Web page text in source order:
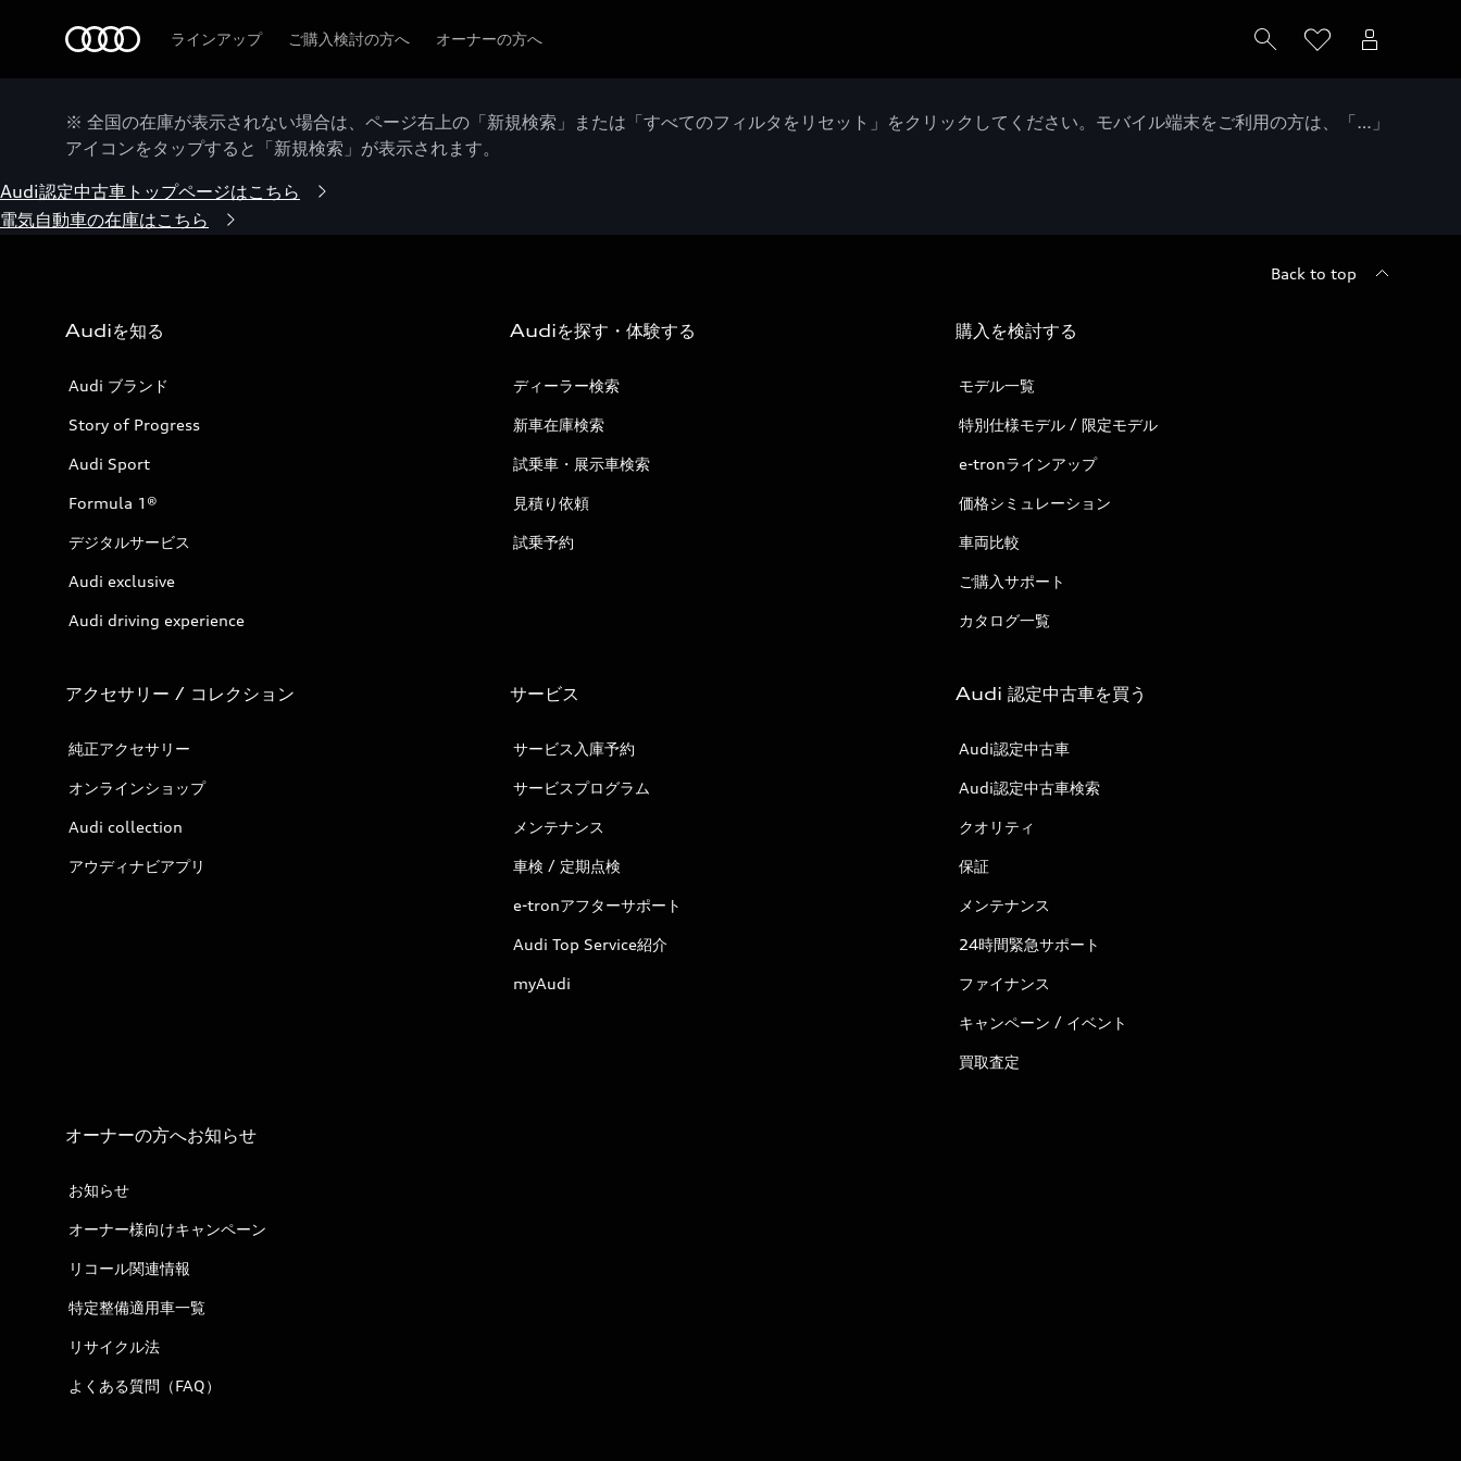
ラインアップ ご購入検討の方へ オーナーの方へ
※ 全国の在庫が表示されない場合は、ページ右上の「新規検索」または「すべてのフィルタをリセット」をクリックしてください。モバイル端末をご利用の方は、「…」
アイコンをタップすると「新規検索」が表示されます。
Audi認定中古車トップページはこちら
電気自動車の在庫はこちら
Back to top
Audiを知る
Audi ブランド
Story of Progress
Audi Sport
Formula 1®
デジタルサービス
Audi exclusive
Audi driving experience
Audiを探す・体験する
ディーラー検索
新車在庫検索
試乗車・展示車検索
見積り依頼
試乗予約
購入を検討する
モデル一覧
特別仕様モデル / 限定モデル
e-tronラインアップ
価格シミュレーション
車両比較
ご購入サポート
カタログ一覧
アクセサリー / コレクション
純正アクセサリー
オンラインショップ
Audi collection
アウディナビアプリ
サービス
サービス入庫予約
サービスプログラム
メンテナンス
車検 / 定期点検
e-tronアフターサポート
Audi Top Service紹介
myAudi
Audi 認定中古車を買う
Audi認定中古車
Audi認定中古車検索
クオリティ
保証
メンテナンス
24時間緊急サポート
ファイナンス
キャンペーン / イベント
買取査定
オーナーの方へお知らせ
お知らせ
オーナー様向けキャンペーン
リコール関連情報
特定整備適用車一覧
リサイクル法
よくある質問（FAQ）